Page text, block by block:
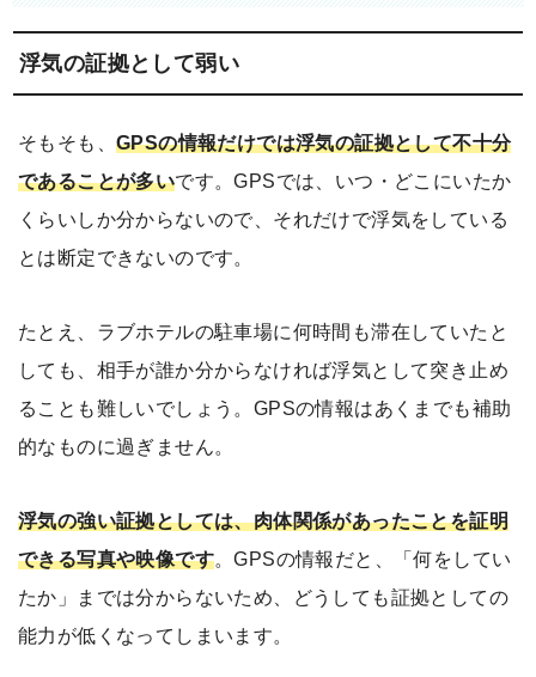
浮気の証拠として弱い
そもそも、 GPSの情報だけでは浮気の証拠として不十分
であることが多いです。GPSでは、いつ・どこにいたか
くらいしか分からないので、それだけで浮気をしている
とは断定できないのです。
たとえ、ラブホテルの駐車場に何時間も滞在していたと
しても、相手が誰か分からなければ浮気として突き止め
ることも難しいでしょう。GPSの情報はあくまでも補助
的なものに過ぎません。
浮気の強い証拠としては、肉体関係があったことを証明
できる写真や映像です。GPSの情報だと、「何をしてい
たか」までは分からないため、どうしても証拠としての
能力が低くなってしまいます。